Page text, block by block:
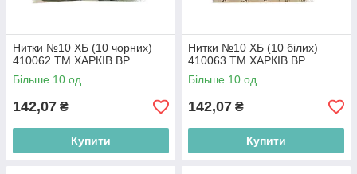
Нитки №10 ХБ (10 чорних)
410062 ТМ ХАРКІВ BP
Більше 10 од.
142,07 ₴
Купити
Нитки №10 ХБ (10 білих)
410063 ТМ ХАРКІВ BP
Більше 10 од.
142,07 ₴
Купити